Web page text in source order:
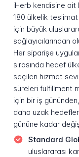
iHerb kendisine
180 ülkelik
için büyük
sağlayıcılarından
Her siparişe
sırasında hedef
seçilen hizmet
süreleri fulfillment
için bir iş
daha uzak
gününe kadar
Standard
uluslararası